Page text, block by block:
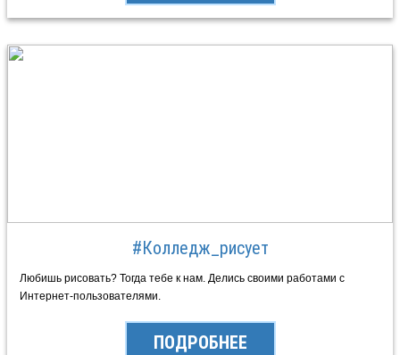
#Колледж_рисует
Любишь рисовать? Тогда тебе к нам. Делись своими работами c
Интернет-пользователями.
ПОДРОБНЕЕ